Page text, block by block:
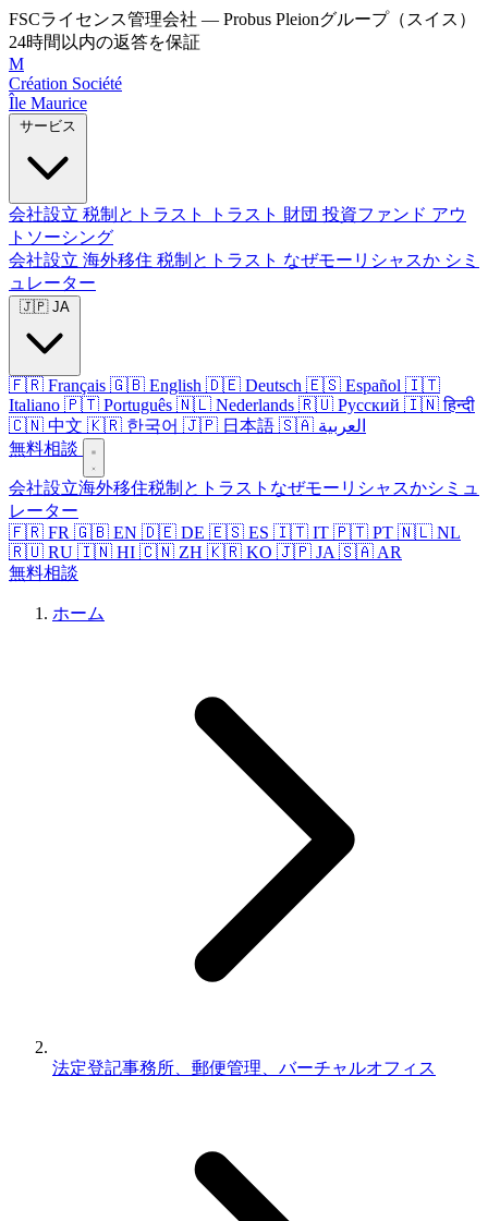
FSCライセンス管理会社 — Probus Pleionグループ（スイス）
24時間以内の返答を保証
M
Création Société
Île Maurice
会社設立 税制とトラスト トラスト 財団 投資ファンド アウ
トソーシング
会社設立 海外移住 税制とトラスト なぜモーリシャスか シミ
ュレーター
🇫🇷 Français 🇬🇧 English 🇩🇪 Deutsch 🇪🇸 Español 🇮🇹
Italiano 🇵🇹 Português 🇳🇱 Nederlands 🇷🇺 Русский 🇮🇳 हिन्दी
🇨🇳 中文 🇰🇷 한국어 🇯🇵 日本語
🇸🇦 العربية
無料相談
会社設立海外移住税制とトラスト なぜモーリシャスかシミュ
レーター
🇫🇷 FR 🇬🇧 EN 🇩🇪 DE 🇪🇸 ES 🇮🇹 IT 🇵🇹 PT 🇳🇱 NL
🇷🇺 RU 🇮🇳 HI 🇨🇳 ZH 🇰🇷 KO 🇯🇵 JA 🇸🇦 AR
無料相談
ホーム
法定登記事務所、郵便管理、バーチャルオフィス